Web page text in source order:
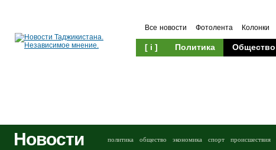
Все новости Фотолента Колонки
[ i ] Политика Общество
Новости политика общество экономика спорт происшествия